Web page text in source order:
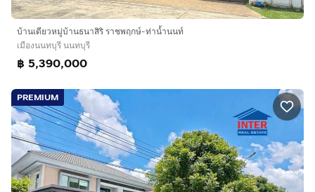
บ้านเดียวหมู่บ้านธนาสิริ ราชพฤกษ์-ท่าน้ำนนท์
เมืองนนทบุรี นนทบุรี
฿ 5,390,000
PREMIUM